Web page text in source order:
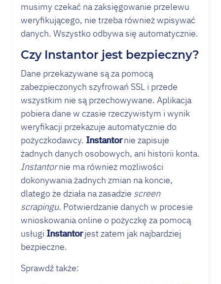
musimy czekać na zaksięgowanie przelewu
weryfikującego, nie trzeba również wpisywać
danych. Wszystko odbywa się automatycznie.
Czy Instantor jest bezpieczny?
Dane przekazywane są za pomocą
zabezpieczonych szyfrowań SSL i przede
wszystkim nie są przechowywane. Aplikacja
pobiera dane w czasie rzeczywistym i wynik
weryfikacji przekazuje automatycznie do
pożyczkodawcy. Instantornie zapisuje
żadnych danych osobowych, ani historii konta.
Instantornie ma również możliwości
dokonywania żadnych zmian na koncie,
dlatego że działa na zasadzie screen
scrapingu. Potwierdzanie danych w procesie
wnioskowania online o pożyczkę za pomocą
usługi Instantorjest zatem jak najbardziej
bezpieczne.
Sprawdź także: